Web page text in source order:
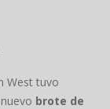
West tuvo
brote de